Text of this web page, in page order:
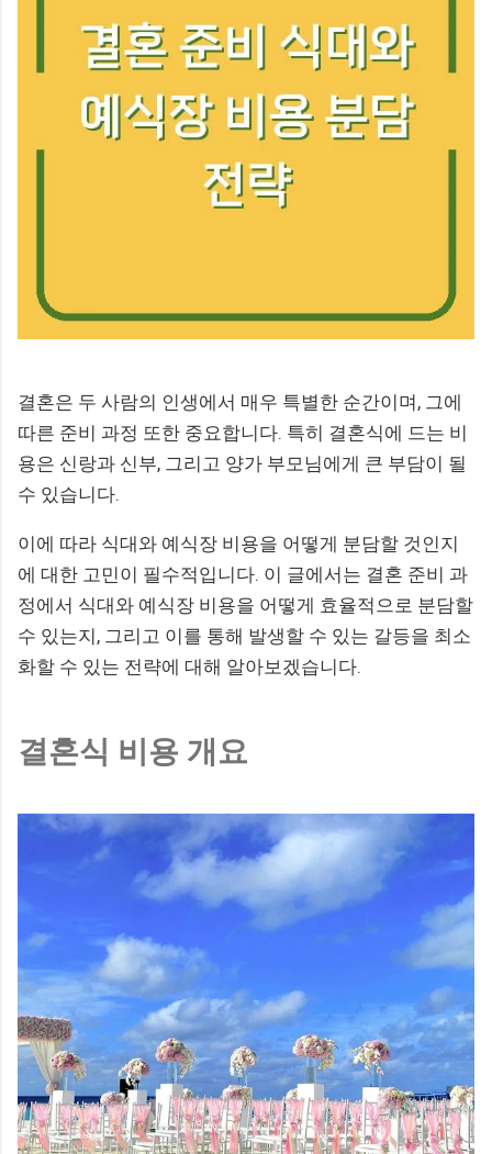
서는 이 옵션이 빠져 있을 수 있어서, 본인 요금제에 포함되
어 있는지 확인해 볼 필요가 있습니다. 통신사마다 서비스
이름이 조금씩 다를 수 있는데, 흔히 '통화 중 대기' 또는 '착
신 전환'과 묶여서 설명되는 경우도 있습니다. 삼성 갤럭시
와 아이폰, 설정 메뉴가 이렇게 달라요 휴대폰 제조사별로
통화 중 대기 설정 경로가 다릅니다. 삼성 갤럭시의 경우 전
화 앱을 열고 우측 상단의 점 세 개(더보기) 메뉴에 들어간
다음, 설정 → 통화 설정 → 통화 중 대기 항목을 찾으면 됩니
결혼은 두 사람의 인생에서 매우 특별한 순간이며, 그에
따른 준비 과정 또한 중요합니다. 특히 결혼식에 드는 비
용은 신랑과 신부, 그리고 양가 부모님에게 큰 부담이 될
수 있습니다.
이에 따라 식대와 예식장 비용을 어떻게 분담할 것인지
에 대한 고민이 필수적입니다. 이 글에서는 결혼 준비 과
정에서 식대와 예식장 비용을 어떻게 효율적으로 분담할
수 있는지, 그리고 이를 통해 발생할 수 있는 갈등을 최소
화할 수 있는 전략에 대해 알아보겠습니다.
결혼식 비용 개요